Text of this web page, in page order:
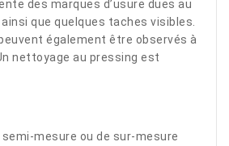
des marques d’usure dues au
que quelques taches visibles.
également être observés à
nettoyage au pressing est
mesure ou de sur-mesure